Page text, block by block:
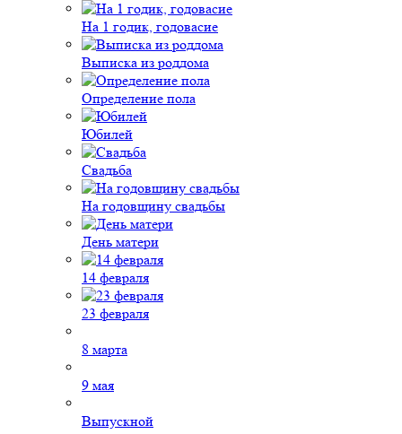
На 1 годик, годовасие
Выписка из роддома
Определение пола
Юбилей
Свадьба
На годовщину свадьбы
День матери
14 февраля
23 февраля
8 марта
9 мая
Выпускной